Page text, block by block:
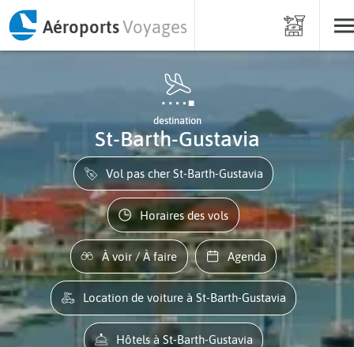
AéroportsVoyages
destination
St-Barth-Gustavia
Vol pas cher St-Barth-Gustavia
Horaires des vols
À voir / À faire Agenda
Location de voiture à St-Barth-Gustavia
Hôtels à St-Barth-Gustavia